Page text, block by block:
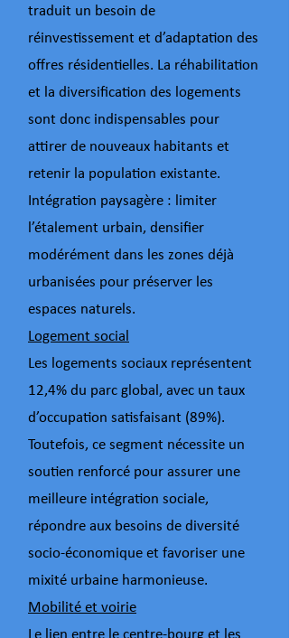
traduit un besoin de
réinvestissement et d’adaptation des
offres résidentielles. La réhabilitation
et la diversification des logements
sont donc indispensables pour
attirer de nouveaux habitants et
retenir la population existante.
Intégration paysagère : limiter
l’étalement urbain, densifier
modérément dans les zones déjà
urbanisées pour préserver les
espaces naturels.
Logement social
Les logements sociaux représentent
12,4% du parc global, avec un taux
d’occupation satisfaisant (89%).
Toutefois, ce segment nécessite un
soutien renforcé pour assurer une
meilleure intégration sociale,
répondre aux besoins de diversité
socio-économique et favoriser une
mixité urbaine harmonieuse.
Mobilité et voirie
Le lien entre le centre-bourg et les